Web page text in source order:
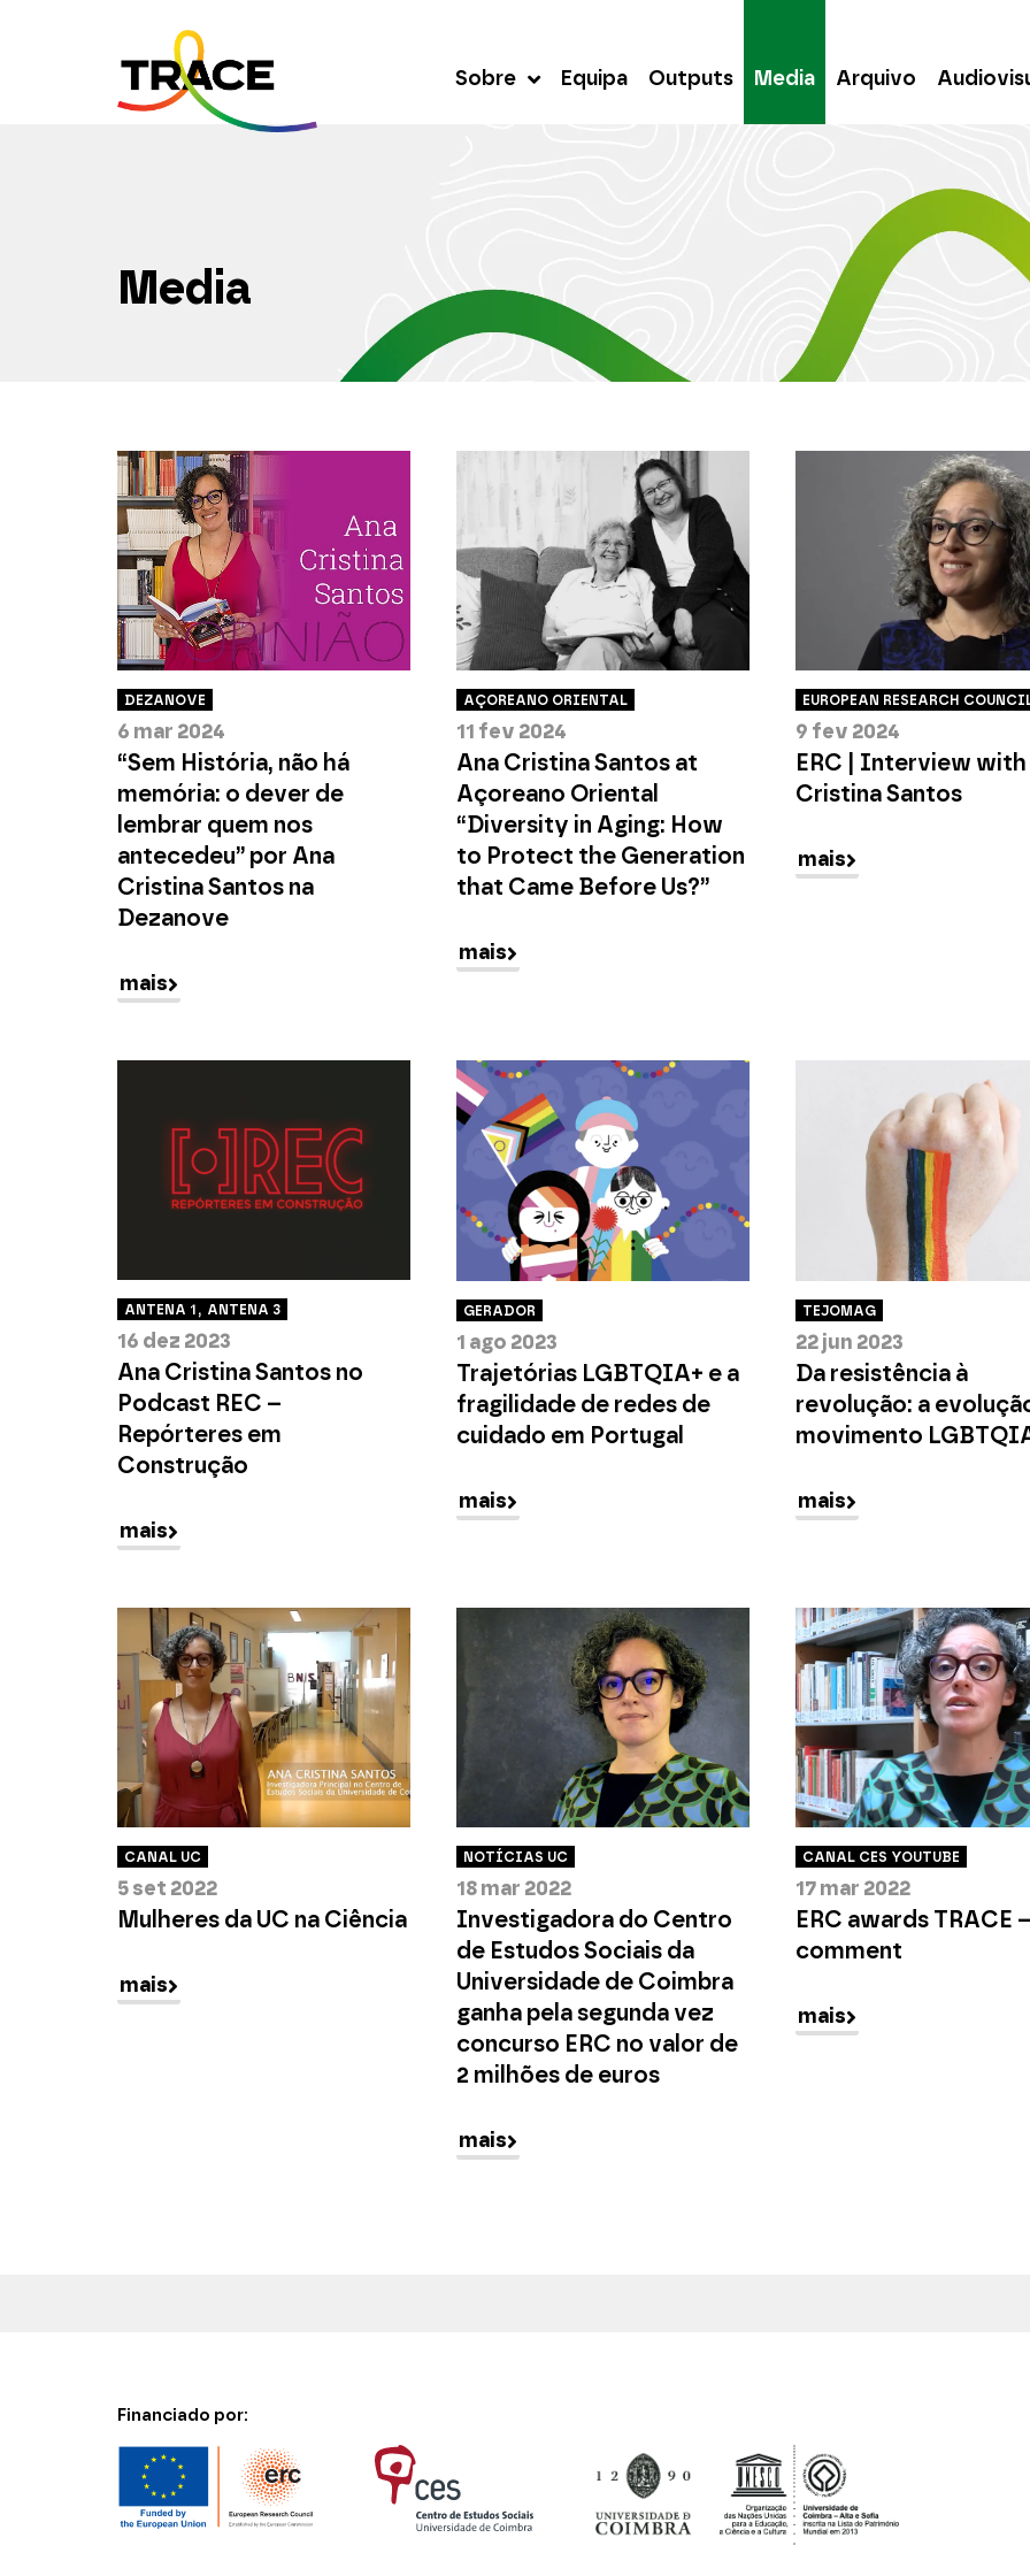
Sobre Equipa Outputs Media Arquivo
Media
DEZANOVE
6 mar 2024
“Sem História, não há
memória: o dever de
lembrar quem nos
antecedeu” por Ana
Cristina Santos na
Dezanove
mais
AÇOREANO ORIENTAL
11 fev 2024
Ana Cristina Santos at
Açoreano Oriental
“Diversity in Aging: How
to Protect the Generation
that Came Before Us?”
mais
EUROPEAN RESEARCH
9 fev 2024
ERC | Interview with
Cristina Santos
mais
ANTENA 1 , ANTENA 3
16 dez 2023
Ana Cristina Santos no
Podcast REC –
Repórteres em
Construção
mais
GERADOR
1 ago 2023
Trajetórias LGBTQIA+ e a
fragilidade de redes de
cuidado em Portugal
mais
TEJOMAG
22 jun 2023
Da resistência à
revolução: a
movimento
mais
CANAL UC
5 set 2022
Mulheres da UC na Ciência
mais
NOTÍCIAS UC
18 mar 2022
Investigadora do Centro
de Estudos Sociais da
Universidade de Coimbra
ganha pela segunda vez
concurso ERC no valor de
2 milhões de euros
mais
CANAL CES YOUTUBE
17 mar 2022
ERC awards TRACE
comment
mais
Financiado por: